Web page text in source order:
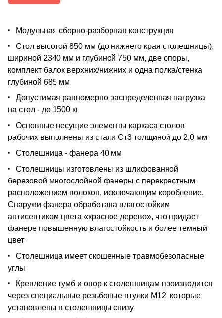
Модульная сборно-разборная конструкция
Стол высотой 850 мм (до нижнего края столешницы),
шириной 2340 мм и глубиной 750 мм, две опоры,
комплект балок верхних/нижних и одна полка/стенка
глубиной 685 мм
Допустимая равномерно распределенная нагрузка
на стол - до 1500 кг
Основные несущие элементы каркаса столов
рабочих выполнены из стали Ст3 толщиной до 2,0 мм
Столешница - фанера 40 мм
Столешницы изготовлены из шлифованной
березовой многослойной фанеры с перекрестным
расположением волокон, исключающим коробление.
Снаружи фанера обработана влагостойким
антисептиком цвета «красное дерево», что придает
фанере повышенную влагостойкость и более темный
цвет
Столешница имеет скошенные травмобезопасные
углы
Крепление тумб и опор к столешницам производится
через специальные резьбовые втулки М12, которые
установлены в столешницы снизу